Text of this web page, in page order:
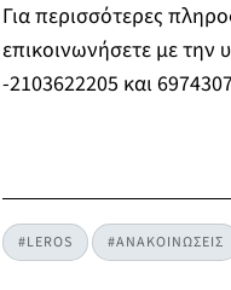
Για περισσότερες
επικοινωνήσετε με
-2103622205 και
#LEROS #ΑΝΑΚΟΙΝΩΣΕΙΣ